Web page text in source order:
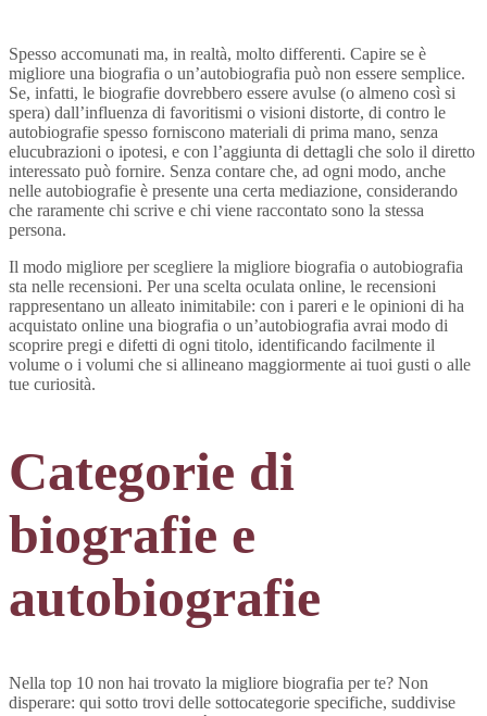
Spesso accomunati ma, in realtà, molto differenti. Capire se è
migliore una biografia o un’autobiografia può non essere semplice.
Se, infatti, le biografie dovrebbero essere avulse (o almeno così si
spera) dall’influenza di favoritismi o visioni distorte, di contro le
autobiografie spesso forniscono materiali di prima mano, senza
elucubrazioni o ipotesi, e con l’aggiunta di dettagli che solo il diretto
interessato può fornire. Senza contare che, ad ogni modo, anche
nelle autobiografie è presente una certa mediazione, considerando
che raramente chi scrive e chi viene raccontato sono la stessa
persona.
Il modo migliore per scegliere la migliore biografia o autobiografia
sta nelle recensioni. Per una scelta oculata online, le recensioni
rappresentano un alleato inimitabile: con i pareri e le opinioni di ha
acquistato online una biografia o un’autobiografia avrai modo di
scoprire pregi e difetti di ogni titolo, identificando facilmente il
volume o i volumi che si allineano maggiormente ai tuoi gusti o alle
tue curiosità.
Categorie di
biografie e
autobiografie
Nella top 10 non hai trovato la migliore biografia per te? Non
disperare: qui sotto trovi delle sottocategorie specifiche, suddivise